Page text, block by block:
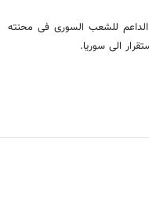
للشعب السوری فی محنته
الى سوریا.